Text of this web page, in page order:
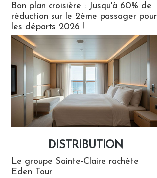
Bon plan croisière : Jusqu'à 60% de
réduction sur le 2ème passager pour
les départs 2026 !
DISTRIBUTION
Le groupe Sainte-Claire rachète
Eden Tour